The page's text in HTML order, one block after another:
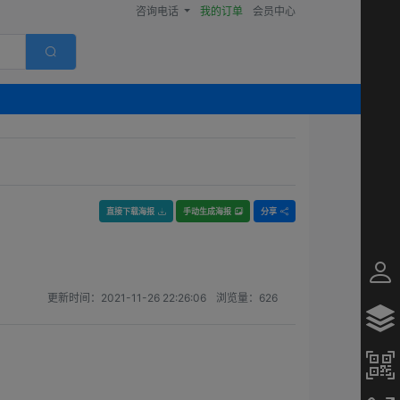
咨询电话 我的订单 会员中心
直接下载海报 手动生成海报 分享
更新时间： 2021-11-26 22:26:06 浏览量： 626